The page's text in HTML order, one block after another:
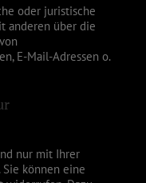
oder juristische
anderen über die
E-Mail-Adressen o.
nur mit Ihrer
können eine